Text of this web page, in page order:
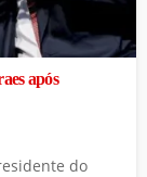
após
do